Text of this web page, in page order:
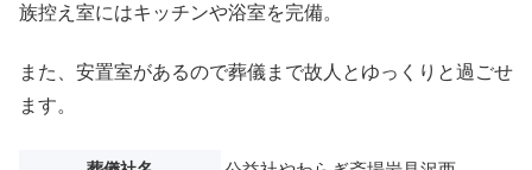
族控え室にはキッチンや浴室を完備。
また、安置室があるので葬儀まで故人とゆっくりと過ごせ
ます。